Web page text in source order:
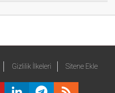
Gizlilik İlkeleri Sitene Ekle